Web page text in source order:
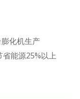
化机生产
能源25%以上